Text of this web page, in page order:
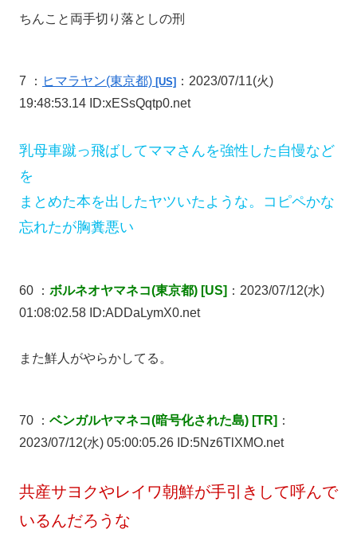
ちんこと両手切り落としの刑
7 ： ヒマラヤン(東京都) [US] ：2023/07/11(火)
19:48:53.14 ID:xESsQqtp0.net
乳母車蹴っ飛ばしてママさんを強性した自慢など
を
まとめた本を出したヤツいたような。コピペかな
忘れたが胸糞悪い
60 ： ボルネオヤマネコ(東京都) [US] ：2023/07/12(水)
01:08:02.58 ID:ADDaLymX0.net
また鮮人がやらかしてる。
70 ： ベンガルヤマネコ(暗号化された島) [TR] ：
2023/07/12(水) 05:00:05.26 ID:5Nz6TlXMO.net
共産サヨクやレイワ朝鮮が手引きして呼んで
いるんだろうな